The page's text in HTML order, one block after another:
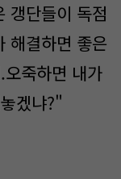
갱단들이 독점
해결하면 좋은
죽하면 내가
겠냐?"